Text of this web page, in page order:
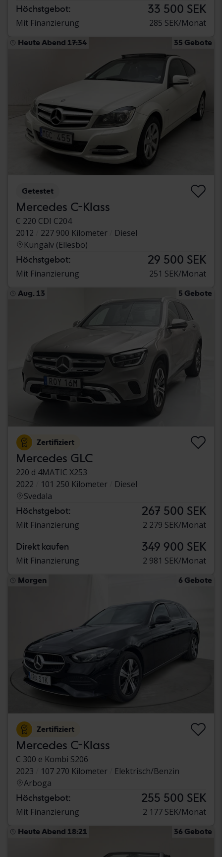
Höchstgebot: 33 500 SEK
Mit Finanzierung 285 SEK/Monat
Heute Abend 17:34 35 Gebote
Getestet
Mercedes C-Klass
C 220 CDI C204
2012
227 900 Kilometer
Diesel
Kungälv (Ellesbo)
Höchstgebot: 29 500 SEK
Mit Finanzierung 251 SEK/Monat
Aug. 13 5 Gebote
Zertifiziert
Mercedes GLC
220 d 4MATIC X253
2022
101 250 Kilometer
Diesel
Svedala
Höchstgebot: 267 500 SEK
Mit Finanzierung 2 279 SEK/Monat
Direkt kaufen 349 900 SEK
Mit Finanzierung 2 981 SEK/Monat
Morgen 6 Gebote
Zertifiziert
Mercedes C-Klass
C 300 e Kombi S206
2023
107 270 Kilometer
Elektrisch/Benzin
Arboga
Höchstgebot: 255 500 SEK
Mit Finanzierung 2 177 SEK/Monat
Heute Abend 18:21 36 Gebote